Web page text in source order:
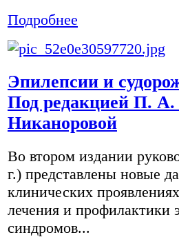
Подробнее
Эпилепсии и
Под редакцией П.
Никаноровой
Во втором издании
г.) представлены новые
клинических
лечения и профилактики
синдромов...